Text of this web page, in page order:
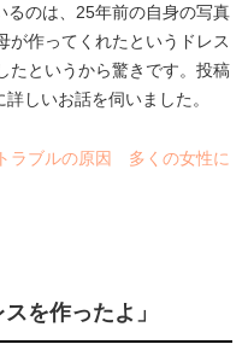
るのは、25年前の自身の写真
が作ってくれたというドレス
たというから驚きです。投稿
詳しいお話を伺いました。
ラブルの原因 多くの女性に
を作ったよ」